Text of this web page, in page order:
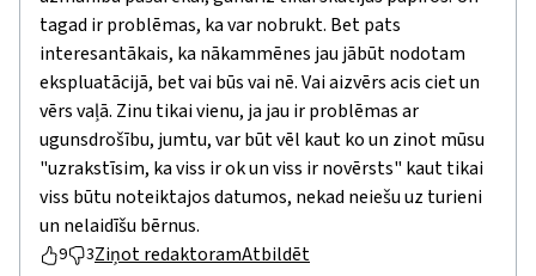
tagad ir problēmas, ka var nobrukt. Bet pats
interesantākais, ka nākammēnes jau jābūt nodotam
ekspluatācijā, bet vai būs vai nē. Vai aizvērs acis ciet un
vērs vaļā. Zinu tikai vienu, ja jau ir problēmas ar
ugunsdrošību, jumtu, var būt vēl kaut ko un zinot mūsu
"uzrakstīsim, ka viss ir ok un viss ir novērsts" kaut tikai
viss būtu noteiktajos datumos, nekad neiešu uz turieni
un nelaidīšu bērnus.
9 3Ziņot redaktoramAtbildēt